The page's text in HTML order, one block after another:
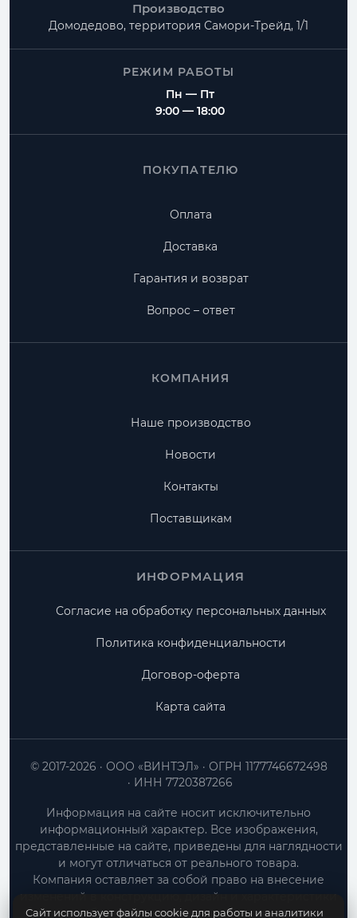
Производство
Домодедово, территория Самори-Трейд, 1/1
РЕЖИМ РАБОТЫ
Пн — Пт
9:00 — 18:00
ПОКУПАТЕЛЮ
Оплата
Доставка
Гарантия и возврат
Вопрос – ответ
КОМПАНИЯ
Наше производство
Новости
Контакты
Поставщикам
ИНФОРМАЦИЯ
Согласие на обработку персональных данных
Политика конфиденциальности
Договор-оферта
Карта сайта
ООО «ВИНТЭЛ»
ОГРН 1177746672498
ИНН 7720387266
© 2017-2026
Информация на сайте носит исключительно
информационный характер. Все изображения,
представленные на сайте, приведены для наглядности
и могут отличаться от реального товара.
Компания оставляет за собой право на внесение
изменений в конструкцию, дизайн и характеристики
товара без предварительного уведомления.
Сайт использует файлы cookie для работы и аналитики